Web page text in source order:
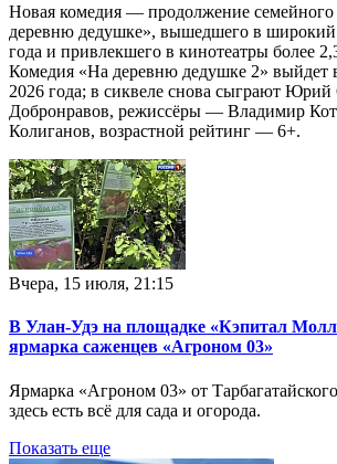
Новая комедия — продолжение
деревню дедушке», вышедшего в широкий
года и привлекшего в кинотеатры более
Комедия «На деревню дедушке 2» выйдет
2026 года; в сиквеле снова сыграют
Добронравов, режиссёры — Владимир
Колиганов, возрастной рейтинг — 6+.
Вчера, 15 июля, 21:15
В Улан-Удэ на площадке «Кэпитал
ярмарка саженцев «Агроном 03»
Ярмарка «Агроном 03» от
здесь есть всё для сада и огорода.
Показать еще